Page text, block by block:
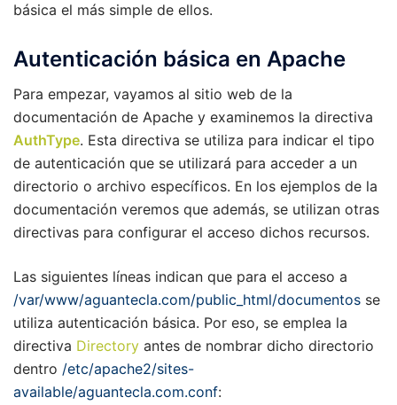
básica el más simple de ellos.
Autenticación básica en Apache
Para empezar, vayamos al sitio web de la
documentación de Apache y examinemos la directiva
AuthType. Esta directiva se utiliza para indicar el tipo
de autenticación que se utilizará para acceder a un
directorio o archivo específicos. En los ejemplos de la
documentación veremos que además, se utilizan otras
directivas para configurar el acceso dichos recursos.
Las siguientes líneas indican que para el acceso a
/var/www/aguantecla.com/public_html/documentos se
utiliza autenticación básica. Por eso, se emplea la
directiva Directory antes de nombrar dicho directorio
dentro /etc/apache2/sites-
available/aguantecla.com.conf: